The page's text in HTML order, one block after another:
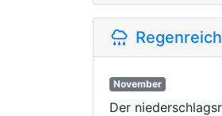
November
Der